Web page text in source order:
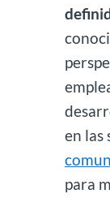
en las
para